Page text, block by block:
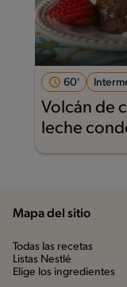
60'
Volcán de
leche
Mapa del sitio
Todas las recetas
Listas Nestlé
Elige los ingredientes